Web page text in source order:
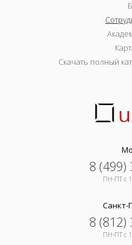
Скачать полный
8 (499)
ПН-ПТ c
Санкт-
8 (812)
ПН-ПТ c